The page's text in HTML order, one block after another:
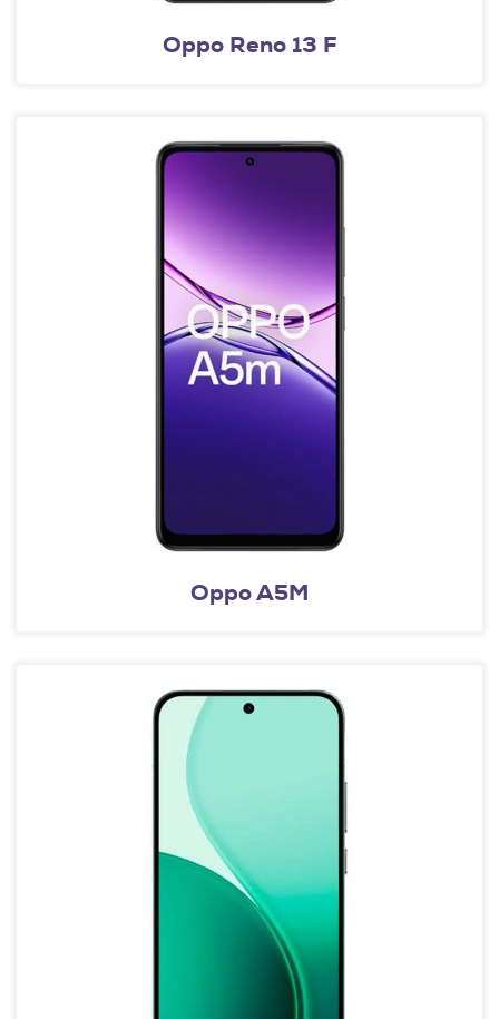
Oppo Reno 13 F
Oppo A5M